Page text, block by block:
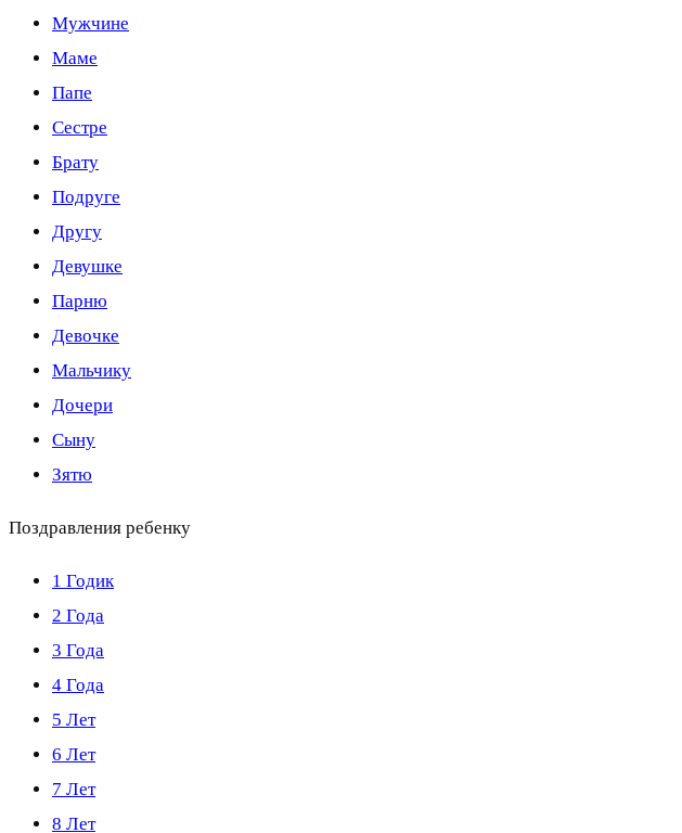
Мужчине
Маме
Папе
Сестре
Брату
Подруге
Другу
Девушке
Парню
Девочке
Мальчику
Дочери
Сыну
Зятю
Поздравления ребенку
1 Годик
2 Года
3 Года
4 Года
5 Лет
6 Лет
7 Лет
8 Лет